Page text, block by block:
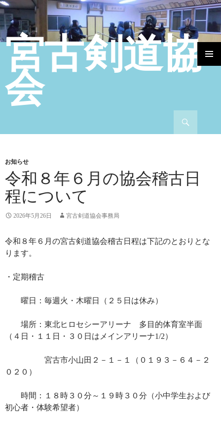
宮古剣道協
会
コンテンツへ移動
お知らせ
令和８年６月の協会稽古日
程について
2026年5月26日 宮古剣道協会事務局
令和８年６月の宮古剣道協会稽古日程は下記のとおりとな
ります。
・定期稽古
曜日：毎週火・木曜日（２５日は休み）
場所：東北ヒロセシーアリーナ 多目的体育室半面
（４日・１１日・３０日はメインアリーナ1/2）
宮古市小山田２－１－１（０１９３－６４－２
０２０）
時間：１８時３０分～１９時３０分（小中学生および
初心者・体験希望者）